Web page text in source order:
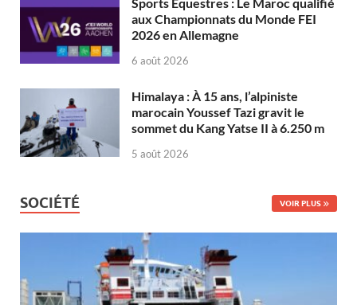
aux Championnats du Monde FEI
2026 en Allemagne
6 août 2026
Himalaya : À 15 ans, l’alpiniste
marocain Youssef Tazi gravit le
sommet du Kang Yatse II à 6.250 m
5 août 2026
SOCIÉTÉ VOIR PLUS